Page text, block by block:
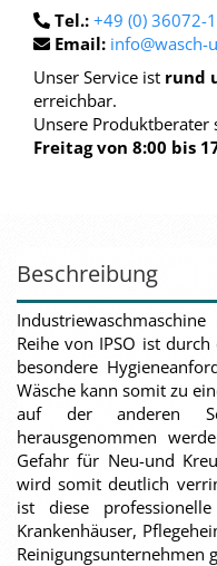
Tel.: +49 (0) 36072-
Email: info@wasch-
Unser Service ist rund
erreichbar.
Unsere Produktberater
Freitag von 8:00 bis
Beschreibung
Reihe von IPSO ist
besondere
Wäsche kann somit zu
auf der anderen
herausgenommen
Gefahr für Neu-und
wird somit deutlich
ist diese
Krankenhäuser,
Reinigungsunternehmen